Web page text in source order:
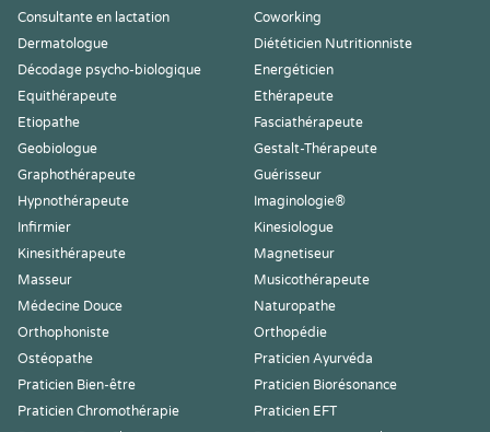
Consultante en lactation
Coworking
Dermatologue
Diététicien Nutritionniste
Décodage psycho-biologique
Energéticien
Equithérapeute
Ethérapeute
Etiopathe
Fasciathérapeute
Geobiologue
Gestalt-Thérapeute
Graphothérapeute
Guérisseur
Hypnothérapeute
Imaginologie®
Infirmier
Kinesiologue
Kinesithérapeute
Magnetiseur
Masseur
Musicothérapeute
Médecine Douce
Naturopathe
Orthophoniste
Orthopédie
Ostéopathe
Praticien Ayurvéda
Praticien Bien-être
Praticien Biorésonance
Praticien Chromothérapie
Praticien EFT